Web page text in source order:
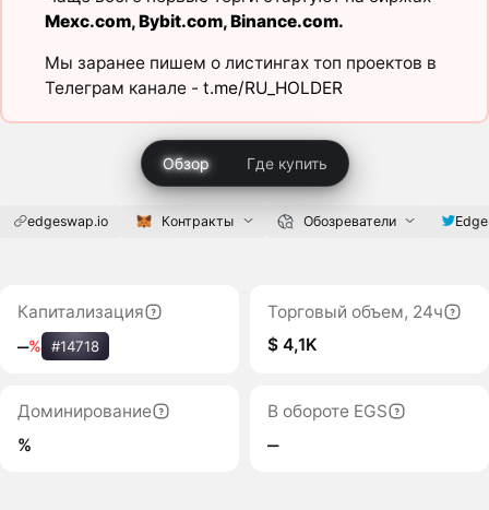
Mexc.com,Bybit.com,Binance.com.
Мы заранее пишем о листингах топ проектов в
Телеграм канале - t.me/RU_HOLDER
Обзор Где купить
edgeswap.io Контракты Обозреватели
Капитализация
‒% #14718
Торговый объем, 24ч
$ 4,1K
Доминирование
%
В обороте EGS
‒